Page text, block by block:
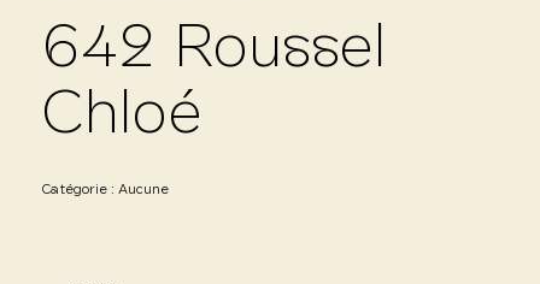
642 Roussel
Chloé
Catégorie : Aucune